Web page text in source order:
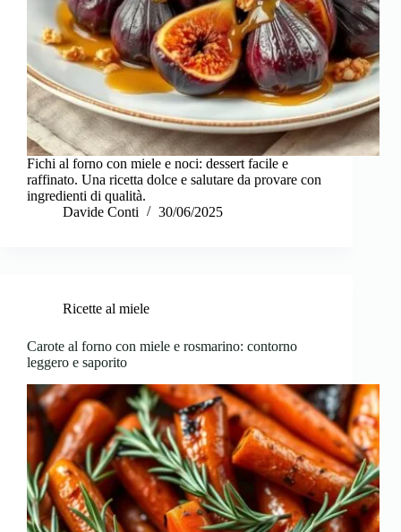
Fichi al forno con miele e noci: dessert facile e
raffinato. Una ricetta dolce e salutare da provare con
ingredienti di qualità.
Davide Conti
30/06/2025
Ricette al miele
Carote al forno con miele e rosmarino: contorno
leggero e saporito